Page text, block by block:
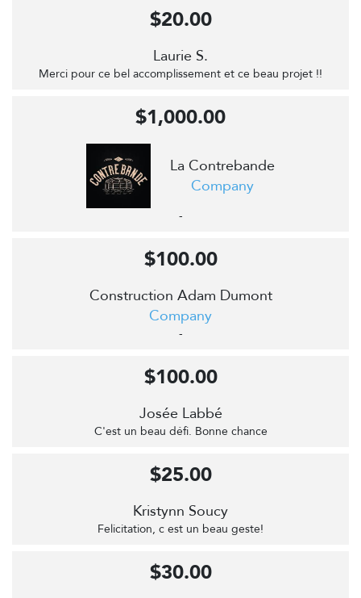
Laurie S.
Merci pour ce bel accomplissement et ce beau projet !!
$20.00
La Contrebande
Company
-
$1,000.00
Construction Adam Dumont
Company
-
$100.00
Josée Labbé
C'est un beau défi. Bonne chance
$100.00
Kristynn Soucy
Felicitation, c est un beau geste!
$25.00
$30.00